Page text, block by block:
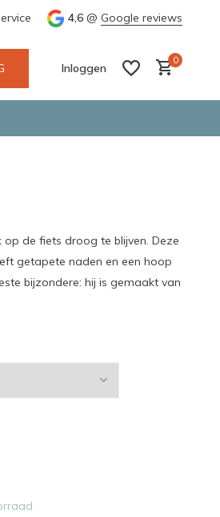
o.a. Fietskoerier en GLS. Wij
4,6 @ Google reviews
Inloggen
0
de fiets droog te blijven. Deze
getapete naden en een hoop
bijzondere: hij is gemaakt van